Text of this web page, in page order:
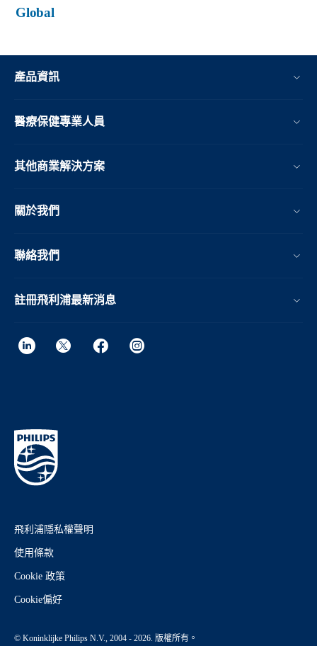
Global
產品資訊
醫療保健專業人員
其他商業解決方案
關於我們
聯絡我們
註冊飛利浦最新消息
飛利浦隱私權聲明
使用條款
Cookie 政策
Cookie偏好
© Koninklijke Philips N.V., 2004 - 2026. 版權所有。